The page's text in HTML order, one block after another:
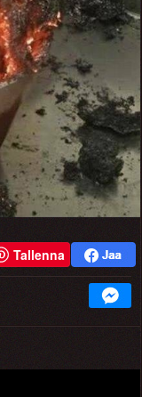
Tallenna